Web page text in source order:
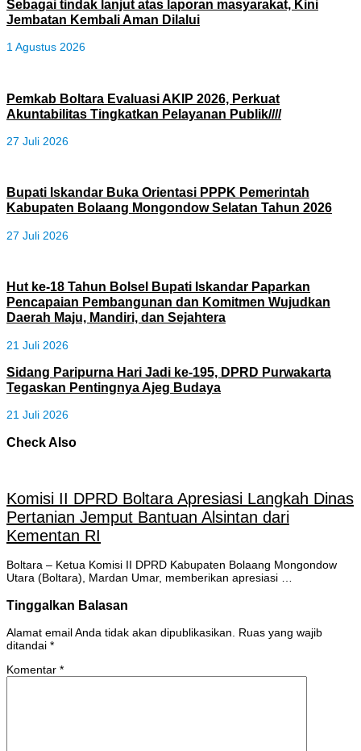
Sebagai tindak lanjut atas laporan masyarakat, Kini
Jembatan Kembali Aman Dilalui
1 Agustus 2026
Pemkab Boltara Evaluasi AKIP 2026, Perkuat
Akuntabilitas Tingkatkan Pelayanan Publik////
27 Juli 2026
Bupati Iskandar Buka Orientasi PPPK Pemerintah
Kabupaten Bolaang Mongondow Selatan Tahun 2026
27 Juli 2026
Hut ke-18 Tahun Bolsel Bupati Iskandar Paparkan
Pencapaian Pembangunan dan Komitmen Wujudkan
Daerah Maju, Mandiri, dan Sejahtera
21 Juli 2026
Sidang Paripurna Hari Jadi ke-195, DPRD Purwakarta
Tegaskan Pentingnya Ajeg Budaya
21 Juli 2026
Check Also
Komisi II DPRD Boltara Apresiasi Langkah Dinas
Pertanian Jemput Bantuan Alsintan dari
Kementan RI
Boltara – Ketua Komisi II DPRD Kabupaten Bolaang Mongondow
Utara (Boltara), Mardan Umar, memberikan apresiasi …
Tinggalkan Balasan
Alamat email Anda tidak akan dipublikasikan.
Ruas yang wajib
ditandai *
Komentar *